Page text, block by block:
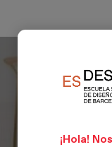
¡Hola!